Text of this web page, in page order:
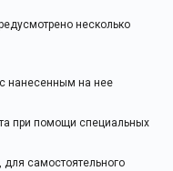
несколько
нанесенным на нее
при помощи специальных
для самостоятельного